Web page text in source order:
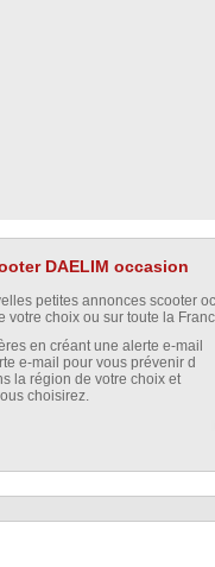
DAELIM occasion
petites annonces scooter
votre choix ou sur toute la
en créant une alerte e-mail
e-mail pour vous prévenir d
la région de votre choix et
choisirez.